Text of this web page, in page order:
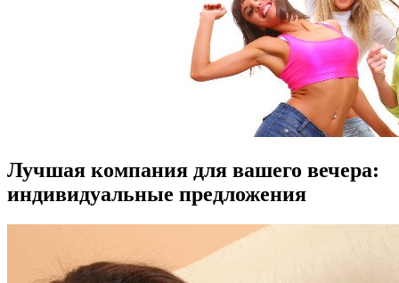
Лучшая компания для вашего вечера:
индивидуальные предложения